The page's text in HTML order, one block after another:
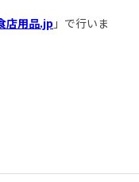
店用品.jp 」で行いま